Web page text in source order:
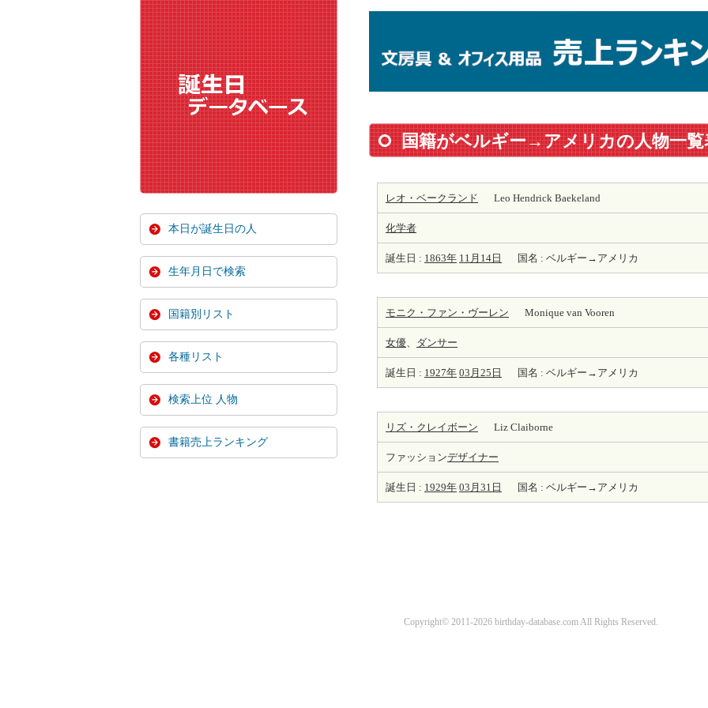
国籍がベルギー→アメリカの人物一覧
レオ・ベークランド Leo Hendrick Baekeland
化学者
誕生日 : 1863年 11月14日 国名 : ベルギー→アメリカ
モニク・ファン・ヴーレン Monique van Vooren
女優、 ダンサー
誕生日 : 1927年 03月25日 国名 : ベルギー→アメリカ
リズ・クレイボーン Liz Claiborne
ファッションデザイナー
誕生日 : 1929年 03月31日 国名 : ベルギー→アメリカ
本日が誕生日の人
生年月日で検索
国籍別リスト
各種リスト
検索上位 人物
書籍売上ランキング
Copyright© 2011-2026 birthday-database.com All Rights Reserved.